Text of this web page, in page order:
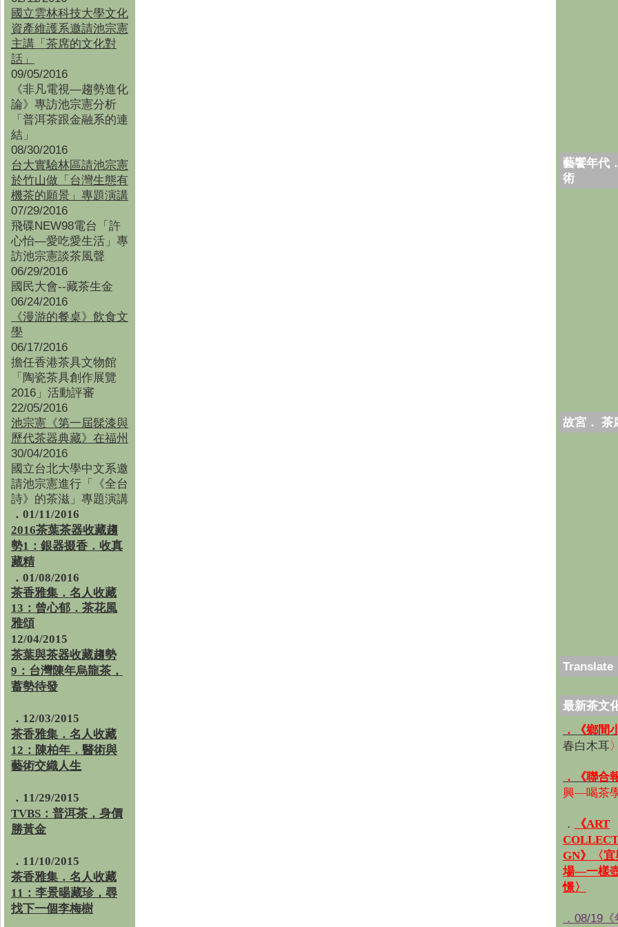
國立雲林科技大學文化
資產維護系邀請池宗憲
主講「茶席的文化對
話」
09/05/2016
《非凡電視—趨勢進化
論》專訪池宗憲分析
「普洱茶跟金融系的連
結」
08/30/2016
台大實驗林區請池宗憲
於竹山做「台灣生態有
機茶的願景」專題演講
07/29/2016
飛碟NEW98電台「許
心怡—愛吃愛生活」專
訪池宗憲談茶風聲
06/29/2016
國民大會--藏茶生金
06/24/2016
《漫游的餐桌》飲食文
學
06/17/2016
擔任香港茶具文物館
「陶瓷茶具創作展覽
2016」活動評審
22/05/2016
池宗憲《第一屆髹漆與
歷代茶器典藏》在福州
30/04/2016
國立台北大學中文系邀
請池宗憲進行「《全台
詩》的茶滋」專題演講
．01/11/2016
2016茶葉茶器收藏趨
勢1：銀器掇香．收真
藏精
．01/08/2016
茶香雅集 ． 名人收藏
13：曾心郁．茶花風
雅頌
12/04/2015
茶葉與茶器收藏趨勢
9：台灣陳年烏龍茶，
蓄勢待發
．12/03/2015
茶香雅集．名人收藏
12：陳柏年．醫術與
藝術交織人生
．11/29/2015
TVBS：普洱茶，身價
勝黃金
．11/10/2015
茶香雅集．名人收藏
11：李景暘藏珍，尋
找下一個李梅樹
藝饗年代
術
故宮． 茶
Translate
最新茶文
．《鄉間
春白木耳〉
．《聯合
興—喝茶
．
《ART
GN》〈
場—一樣
憬〉
．08/19